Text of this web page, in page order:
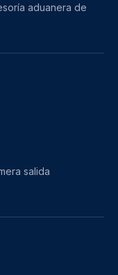
aduanera de
salida